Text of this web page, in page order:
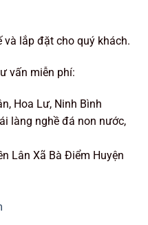
lắp đặt cho quý khách.
vấn miễn phí:
Hoa Lư, Ninh Bình
làng nghề đá non nước,
Lân Xã Bà Điểm Huyện